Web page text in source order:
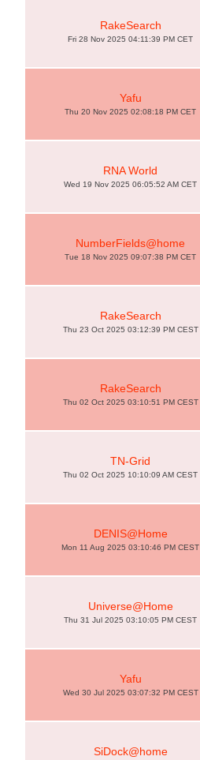
RakeSearch
Fri 28 Nov 2025 04:11:39 PM CET
Yafu
Thu 20 Nov 2025 02:08:18 PM CET
RNA World
Wed 19 Nov 2025 06:05:52 AM CET
NumberFields@home
Tue 18 Nov 2025 09:07:38 PM CET
RakeSearch
Thu 23 Oct 2025 03:12:39 PM CEST
RakeSearch
Thu 02 Oct 2025 03:10:51 PM CEST
TN-Grid
Thu 02 Oct 2025 10:10:09 AM CEST
DENIS@Home
Mon 11 Aug 2025 03:10:46 PM CEST
Universe@Home
Thu 31 Jul 2025 03:10:05 PM CEST
Yafu
Wed 30 Jul 2025 03:07:32 PM CEST
SiDock@home